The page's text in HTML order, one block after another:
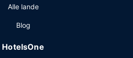
Alle lande
Blog
HotelsOne